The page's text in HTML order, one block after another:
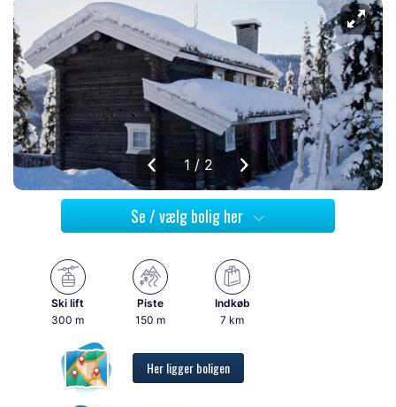
1 / 2
Se / vælg bolig her
Ski lift
300 m
Piste
150 m
Indkøb
7 km
Her ligger boligen